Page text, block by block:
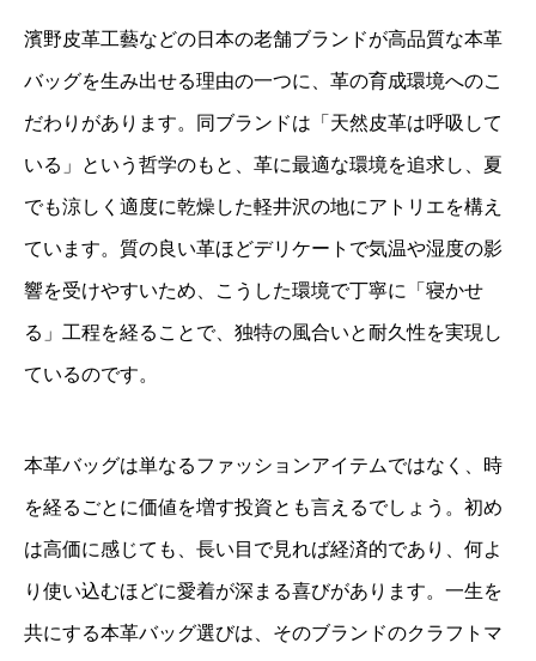
濱野皮革工藝などの日本の老舗ブランドが高品質な本革
バッグを生み出せる理由の一つに、革の育成環境へのこ
だわりがあります。同ブランドは「天然皮革は呼吸して
いる」という哲学のもと、革に最適な環境を追求し、夏
でも涼しく適度に乾燥した軽井沢の地にアトリエを構え
ています。質の良い革ほどデリケートで気温や湿度の影
響を受けやすいため、こうした環境で丁寧に「寝かせ
る」工程を経ることで、独特の風合いと耐久性を実現し
ているのです。
本革バッグは単なるファッションアイテムではなく、時
を経るごとに価値を増す投資とも言えるでしょう。初め
は高価に感じても、長い目で見れば経済的であり、何よ
り使い込むほどに愛着が深まる喜びがあります。一生を
共にする本革バッグ選びは、そのブランドのクラフトマ